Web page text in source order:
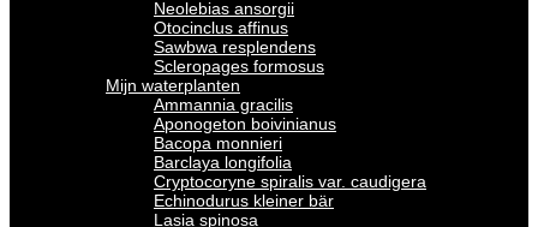
Neolebias ansorgii
Otocinclus affinus
Sawbwa resplendens
Scleropages formosus
Mijn waterplanten
Ammannia gracilis
Aponogeton boivinianus
Bacopa monnieri
Barclaya longifolia
Cryptocoryne spiralis var. caudigera
Echinodurus kleiner bär
Lasia spinosa